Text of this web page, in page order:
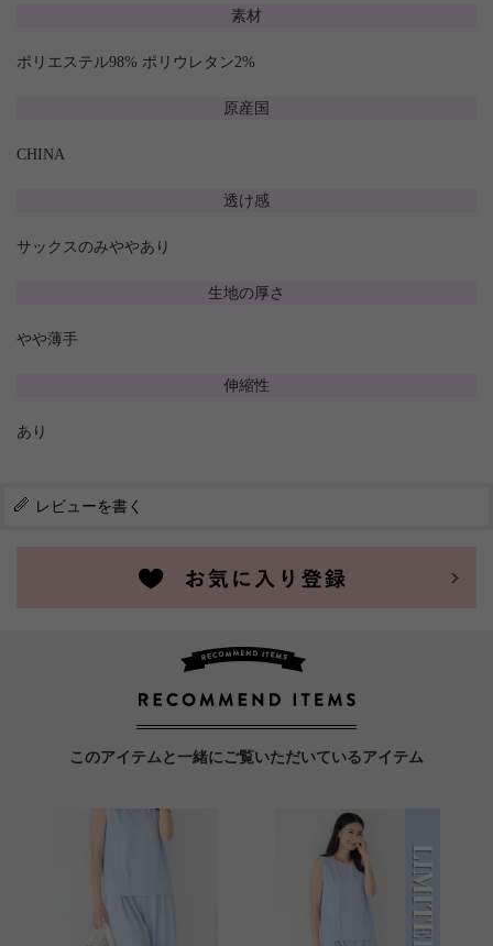
素材
ポリエステル98% ポリウレタン2%
原産国
CHINA
透け感
サックスのみややあり
生地の厚さ
やや薄手
伸縮性
あり
レビューを書く
このアイテムと一緒にご覧いただいているアイテム